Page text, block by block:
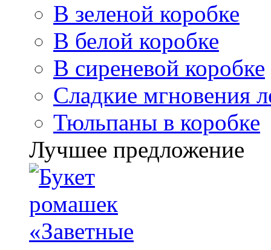
В зеленой коробке
В белой коробке
В сиреневой коробке
Сладкие мгновения
Тюльпаны в коробке
Лучшее предложение